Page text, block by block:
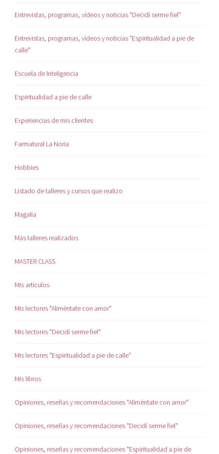
Entrevistas, programas, vídeos y noticias "Decidí serme fiel"
Entrevistas, programas, vídeos y noticias "Espiritualidad a pie de
calle"
Escuela de Inteligencia
Espiritualidad a pie de calle
Experiencias de mis clientes
Farmatural La Noria
Hobbies
Listado de talleres y cursos que realizo
Magalia
Más talleres realizados
MASTER CLASS
Mis artículos
Mis lectores "Aliméntate con amor"
Mis lectores "Decidí serme fiel"
Mis lectores "Espiritualidad a pie de calle"
Mis libros
Opiniones, reseñas y recomendaciones "Aliméntate con amor"
Opiniones, reseñas y recomendaciones "Decidí serme fiel"
Opiniones, reseñas y recomendaciones "Espiritualidad a pie de